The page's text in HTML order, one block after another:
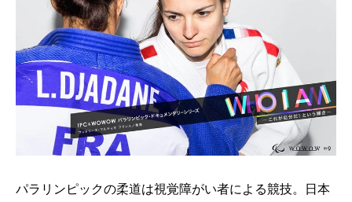
パラリンピックの柔道は視覚障がい者による競技。日本